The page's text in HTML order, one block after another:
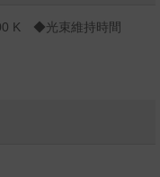
K ◆光束維持時間